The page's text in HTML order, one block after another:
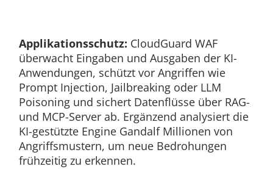
Applikationsschutz: CloudGuard WAF
überwacht Eingaben und Ausgaben der KI-
Anwendungen, schützt vor Angriffen wie
Prompt Injection, Jailbreaking oder LLM
Poisoning und sichert Datenflüsse über RAG-
und MCP-Server ab. Ergänzend analysiert die
KI-gestützte Engine Gandalf Millionen von
Angriffsmustern, um neue Bedrohungen
frühzeitig zu erkennen.